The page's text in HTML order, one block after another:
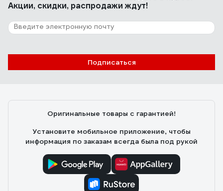
Акции, скидки, распродажи ждут!
Подписаться
Оригинальные товары с гарантией!
Установите мобильное приложение, чтобы
информация по заказам всегда была под рукой